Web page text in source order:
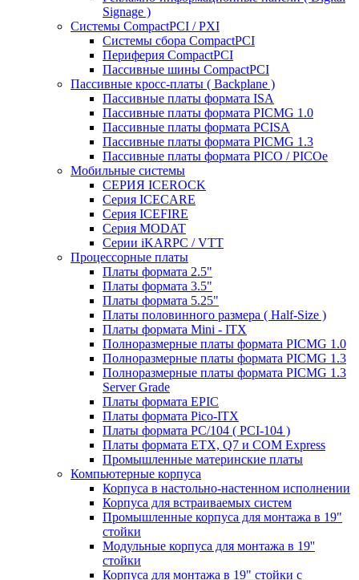
Signage )
Системы CompactPCI / PXI
Системы сбора CompactPCI
Периферия CompactPCI
Пассивные шины CompactPCI
Пассивные кросс-платы ( Backplane )
Пассивные платы формата ISA
Пассивные платы формата PICMG 1.0
Пассивные платы формата PCISA
Пассивные платы формата PICMG 1.3
Пассивные платы формата PICO / PICOe
Мобильные системы
СЕРИЯ ICEROCK
Серия ICECARE
Серия ICEFIRE
Серия MODAT
Серии iKARPC / VTT
Процессорные платы
Платы формата 2.5"
Платы формата 3.5"
Платы формата 5.25"
Платы половинного размера ( Half-Size )
Платы формата Mini - ITX
Полноразмерные платы формата PICMG 1.0
Полноразмерные платы формата PICMG 1.3
Полноразмерные платы формата PICMG 1.3
Server Grade
Платы формата EPIC
Платы формата Pico-ITX
Платы формата PC/104 ( PCI-104 )
Платы формата ETX, Q7 и COM Express
Промышленные материнские платы
Компьютерные корпуса
Корпуса в настольно-настенном исполнении
Корпуса для встраиваемых систем
Промышленные корпуса для монтажа в 19"
стойки
Модульные корпуса для монтажа в 19''
стойки
Корпуса для монтажа в 19" стойки с